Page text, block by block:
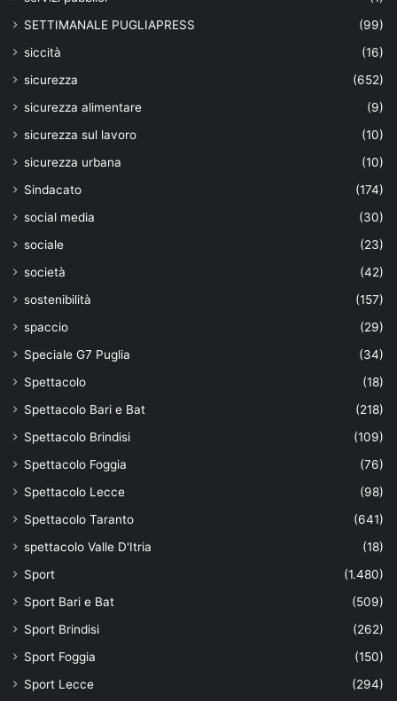
SETTIMANALE PUGLIAPRESS
(99)
siccità
(16)
sicurezza
(652)
sicurezza alimentare
(9)
sicurezza sul lavoro
(10)
sicurezza urbana
(10)
Sindacato
(174)
social media
(30)
sociale
(23)
società
(42)
sostenibilità
(157)
spaccio
(29)
Speciale G7 Puglia
(34)
Spettacolo
(18)
Spettacolo Bari e Bat
(218)
Spettacolo Brindisi
(109)
Spettacolo Foggia
(76)
Spettacolo Lecce
(98)
Spettacolo Taranto
(641)
spettacolo Valle D'Itria
(18)
Sport
(1.480)
Sport Bari e Bat
(509)
Sport Brindisi
(262)
Sport Foggia
(150)
Sport Lecce
(294)